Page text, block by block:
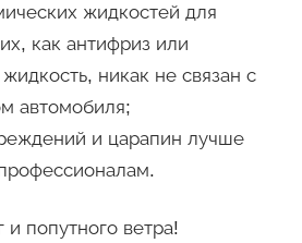
жидкостей для
как антифриз или
никак не связан с
автомобиля;
и царапин лучше
попутного ветра!